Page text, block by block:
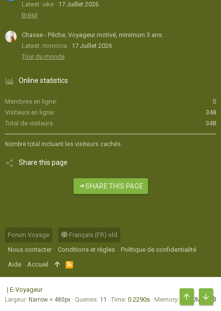
Latest: ixke
17 Juillet 2026
Brésil
Chasse - Pêche, Voyageur motivé, minimum 3 ans.
Latest: monicca
17 Juillet 2026
Tour du monde
Online statistics
Membres en ligne
0
Visiteurs en ligne
348
Total de visiteurs
348
Nombre total incluant les visiteurs cachés.
Share this page
SHARE THIS PAGE
Forum Voyage
Français (FR) old
Nous contacter
Conditions et règles
Politique de confidentialité
Aide
Accueil
R
S
S
| E-Voyageur
Largeur Queries 11 Time 0.2290s Memory 12.30MB
HAUT BAS